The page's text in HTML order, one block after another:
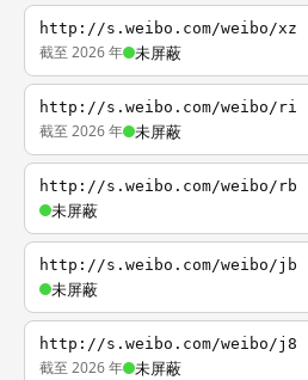
http://s.weibo.com/weibo/xz
截至 2026 年 未屏蔽
http://s.weibo.com/weibo/ri
截至 2026 年 未屏蔽
http://s.weibo.com/weibo/rb
未屏蔽
http://s.weibo.com/weibo/jb
未屏蔽
http://s.weibo.com/weibo/j8
截至 2026 年 未屏蔽